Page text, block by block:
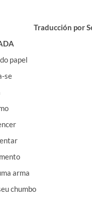
Traducción por
papel
se
arma
chumbo